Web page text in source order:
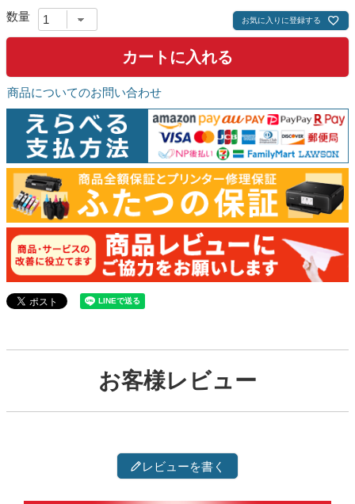
お気に入りに登録する
カートに入れる
商品についてのお問い合わせ
お客様レビュー
レビューを書く